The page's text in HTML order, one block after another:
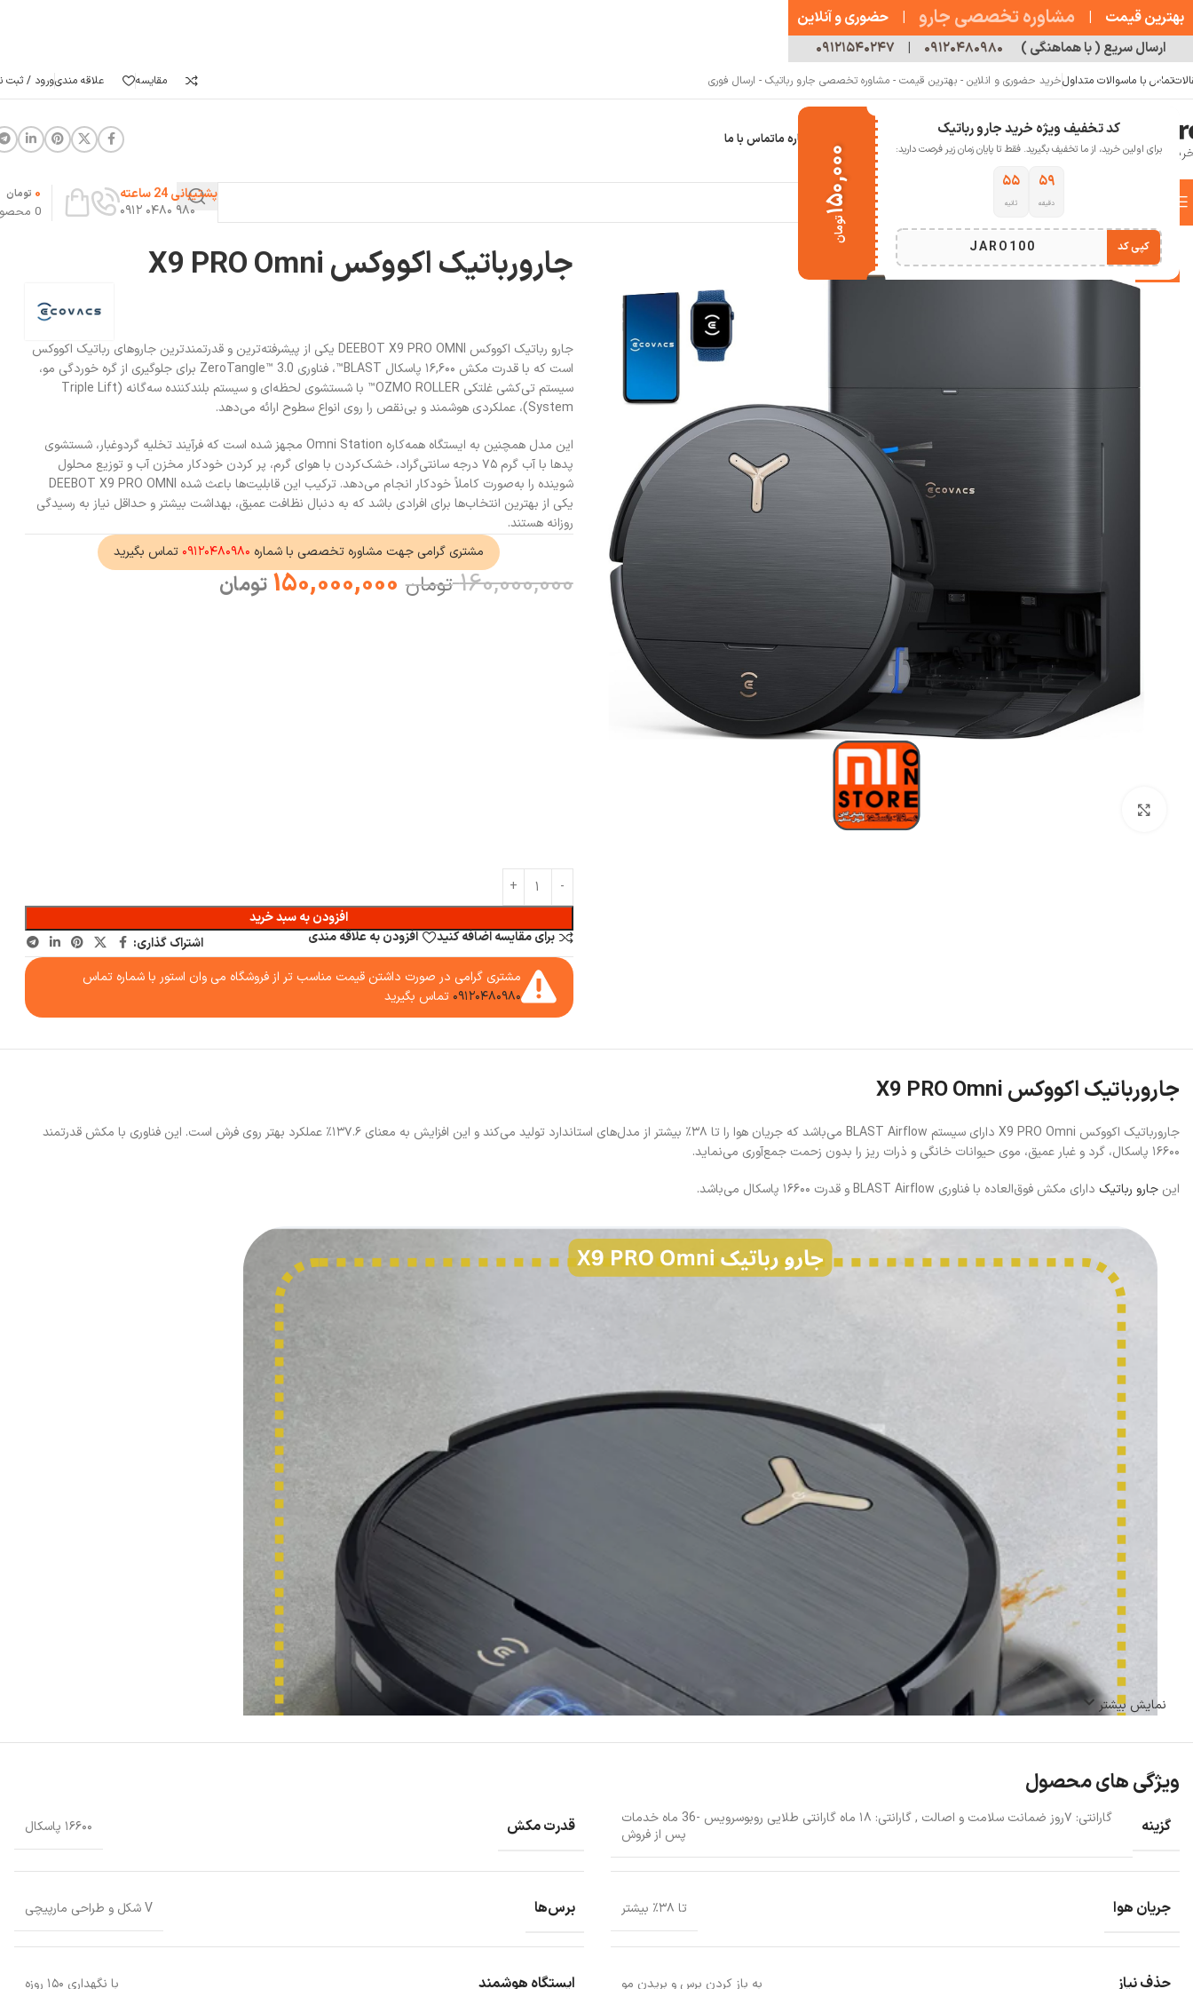
کد تخفیف ویژه خرید جارو رباتیک
برای اولین خرید، از ما تخفیف بگیرید. فقط تا پایان زمان زیر فرصت دارید:
۵۹
دقیقه
۵۳
ثانیه
JARO100 کپی کد
۱۵۰,۰۰۰
تومان
تماس با ماسوالات متداولخرید حضوری و انلاین - بهترین قیمت - مشاوره تخصصی جارو رباتیک - ارسال فوری مقایسه علاقه مندیورود / ثبت
خانه جارو رباتیک درباره ماتماس با ما
انتخاب دسته بندی
پشتیبانی 24 ساعته
۹۸۰ ۰۴۸۰ ۰۹۱۲
0
0 تومان
خانه جارو رباتیک جارو رباتیک اکووکس جارورباتیک اکووکس X9 PRO Omni
-6% جارورباتیک اکووکس X9 PRO Omni
جارو رباتیک اکووکس DEEBOT X9 PRO OMNI یکی از پیشرفته‌ترین و قدرتمندترین جاروهای رباتیک اکووکس
است که با قدرت مکش ۱۶,۶۰۰ پاسکال BLAST™، فناوری ZeroTangle™ 3.0 برای جلوگیری از گره‌ خوردگی مو،
سیستم تی‌کشی غلتکی OZMO ROLLER™ با شستشوی لحظه‌ای و سیستم بلندکننده سه‌گانه (Triple Lift
System)، عملکردی هوشمند و بی‌نقص را روی انواع سطوح ارائه می‌دهد.
این مدل همچنین به ایستگاه همه‌کاره Omni Station مجهز شده است که فرآیند تخلیه گردوغبار، شستشوی
پدها با آب گرم ۷۵ درجه سانتی‌گراد، خشک‌کردن با هوای گرم، پر کردن خودکار مخزن آب و توزیع محلول
شوینده را به‌صورت کاملاً خودکار انجام می‌دهد. ترکیب این قابلیت‌ها باعث شده DEEBOT X9 PRO OMNI
یکی از بهترین انتخاب‌ها برای افرادی باشد که به دنبال نظافت عمیق، بهداشت بیشتر و حداقل نیاز به رسیدگی
روزانه هستند.
مشتری گرامی جهت مشاوره تخصصی با شماره ۰۹۱۲۰۴۸۰۹۸۰ تماس بگیرید
160,000,000 تومان 150,000,000 تومان
افزودن به سبد خرید
برای مقایسه اضافه کنید
افزودن به علاقه مندی
اشتراک گذاری:
مشتری گرامی در صورت داشتن قیمت مناسب تر از فروشگاه می وان استور با شماره تماس
۰۹۱۲۰۴۸۰۹۸۰ تماس بگیرید
جارورباتیک اکووکس X9 PRO Omni
جارورباتیک اکووکس X9 PRO Omni دارای سیستم BLAST Airflow می‌باشد که جریان هوا را تا ۳۸٪ بیشتر از مدل‌های استاندارد تولید می‌کند و این افزایش به معنای ۱۳۷.۶٪ عملکرد بهتر روی فرش است. این فناوری با مکش قدرتمند
۱۶۶۰۰ پاسکال، گرد و غبار عمیق، موی حیوانات خانگی و ذرات ریز را بدون زحمت جمع‌آوری می‌نماید.
این جارو رباتیک دارای مکش فوق‌العاده با فناوری BLAST Airflow و قدرت ۱۶۶۰۰ پاسکال می‌باشد.
نمایش بیشتر
ویژگی های محصول
گزینه گارانتی: ۷روز ضمانت سلامت و اصالت ,
گارانتی: ۱۸ ماه گارانتی طلایی روبوسرویس -36 ماه خدمات
پس از فروش
قدرت مکش ۱۶۶۰۰ پاسکال
جریان هوا تا ۳۸٪ بیشتر برس‌ها V شکل و طراحی مارپیچی
حذف نیاز به باز کردن برس و بریدن مو ایستگاه هوشمند با نگهداری ۱۵۰ روزه
بهترین قیمت | مشاوره تخصصی جارو | حضوری و آنلاین
ارسال سریع ( با هماهنگی ) ۰۹۱۲۰۴۸۰۹۸۰ | ۰۹۱۲۱۵۴۰۲۴۷